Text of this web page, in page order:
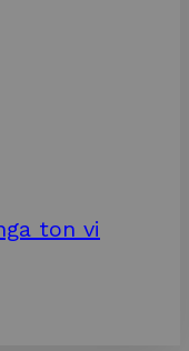
ton vi